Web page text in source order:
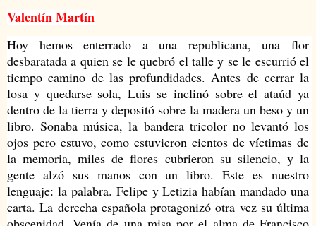
Valentín Martín
Hoy hemos enterrado a una republicana, una flor
desbaratada a quien se le quebró el talle y se le escurrió el
tiempo camino de las profundidades. Antes de cerrar la
losa y quedarse sola, Luis se inclinó sobre el ataúd ya
dentro de la tierra y depositó sobre la madera un beso y un
libro. Sonaba música, la bandera tricolor no levantó los
ojos pero estuvo, como estuvieron cientos de víctimas de
la memoria, miles de flores cubrieron su silencio, y la
gente alzó sus manos con un libro. Este es nuestro
lenguaje: la palabra. Felipe y Letizia habían mandado una
carta. La derecha española protagonizó otra vez su última